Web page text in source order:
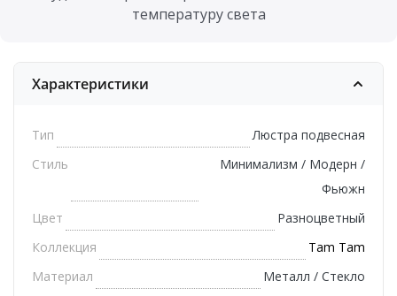
температуру света
Характеристики
Тип
Люстра подвесная
Стиль
Минимализм / Модерн /
Фьюжн
Цвет
Разноцветный
Коллекция
Tam Tam
Материал
Металл / Стекло